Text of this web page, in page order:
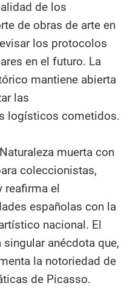
de los
de obras de arte en
los protocolos
en el futuro. La
mantiene abierta
las
logísticos cometidos.​
muerta con
coleccionistas,
reafirma el
españolas con la
nacional. El
anécdota que,
la notoriedad de
de Picasso.